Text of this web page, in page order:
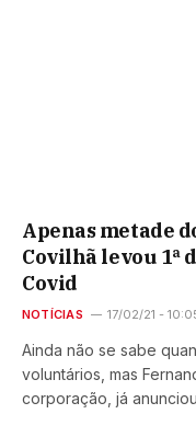
Apenas metade
Covilhã levou 1ª
Covid
NOTÍCIAS 17/02/21 -
Ainda não se sabe
voluntários, mas
corporação, já